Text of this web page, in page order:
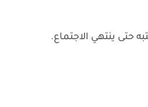
حتى ينتهي الاجتماع.